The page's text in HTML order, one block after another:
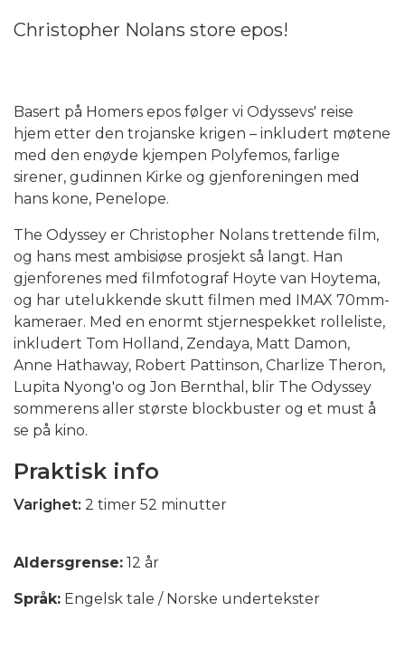
Christopher Nolans store epos!
Basert på Homers epos følger vi Odyssevs' reise
hjem etter den trojanske krigen – inkludert møtene
med den enøyde kjempen Polyfemos, farlige
sirener, gudinnen Kirke og gjenforeningen med
hans kone, Penelope.
The Odyssey er Christopher Nolans trettende film,
og hans mest ambisiøse prosjekt så langt. Han
gjenforenes med filmfotograf Hoyte van Hoytema,
og har utelukkende skutt filmen med IMAX 70mm-
kameraer. Med en enormt stjernespekket rolleliste,
inkludert Tom Holland, Zendaya, Matt Damon,
Anne Hathaway, Robert Pattinson, Charlize Theron,
Lupita Nyong'o og Jon Bernthal, blir The Odyssey
sommerens aller største blockbuster og et must å
se på kino.
Praktisk info
Varighet: 2 timer 52 minutter
Aldersgrense: 12 år
Språk: Engelsk tale / Norske undertekster